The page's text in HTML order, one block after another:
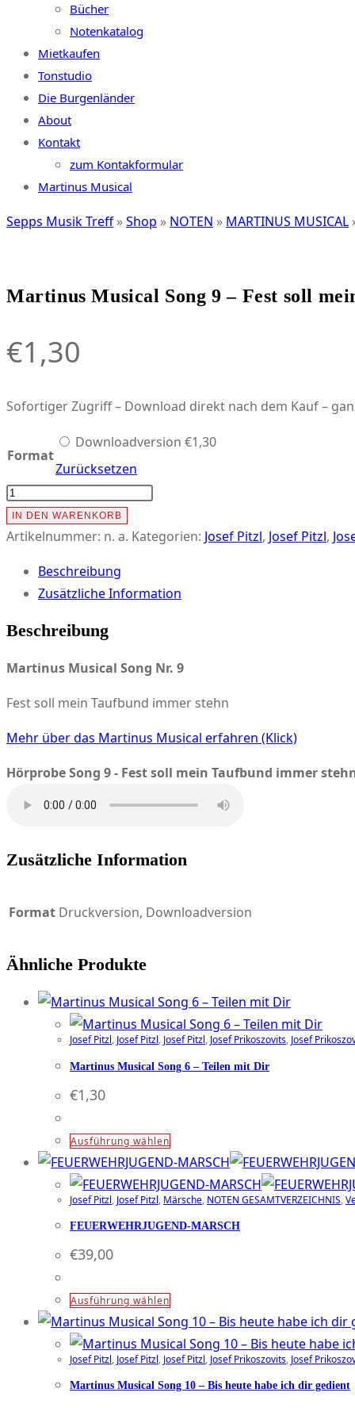
Bücher
Notenkatalog
Mietkaufen
Tonstudio
Die Burgenländer
About
Kontakt
zum Kontakformular
Martinus Musical
Sepps Musik Treff»Shop » NOTEN » MARTINUS MUSICAL
Martinus Musical Song 9 – Fest soll
€1,30
Sofortiger Zugriff – Download direkt nach dem Kauf –
Format
Downloadversion €1,30
Zurücksetzen
Martinus
Musical
Song
Fest
soll
Taufbund
stehn
Menge
IN DEN WARENKORB
Artikelnummer: n. a. Kategorien: Josef Pitzl, Josef Pitzl,
Beschreibung
Zusätzliche Information
Beschreibung
Martinus Musical Song Nr. 9
Fest soll mein Taufbund immer stehn
Mehr über das Martinus Musical erfahren (Klick)
Hörprobe Song 9 - Fest soll mein Taufbund immer
Zusätzliche Information
Format Druckversion, Downloadversion
Ähnliche Produkte
Josef Pitzl, Josef Pitzl, Josef Pitzl, Josef Prikoszovits, Josef
Martinus Musical Song 6 – Teilen mit Dir
€1,30
Ausführung wählenDieses
Produkt
weist
mehrere
Varianten
Optionen
können
auf
der
Produktseite
Josef Pitzl, Josef Pitzl, Märsche, NOTEN GESAMTVERZEICHNIS,
FEUERWEHRJUGEND-MARSCH
€39,00
Ausführung wählenDieses
Produkt
weist
mehrere
Varianten
Josef Pitzl, Josef Pitzl, Josef Pitzl, Josef Prikoszovits, Josef
Martinus Musical Song 10 – Bis heute habe ich dir gedient